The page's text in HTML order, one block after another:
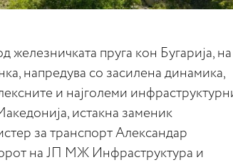
железничката пруга кон Бугарија, на
напредува со засилена динамика,
и најголеми
истакна заменик
за транспорт Александар
на ЈП МЖ Инфраструктура и